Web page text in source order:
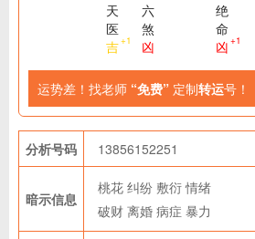
天
医
吉+1
六
煞
凶
绝
命
凶 +1
运势差！找老师 “免费” 定制转运号！
分析号码 13856152251
暗示信息
桃花 纠纷 敷衍 情绪
破财 离婚 病症 暴力